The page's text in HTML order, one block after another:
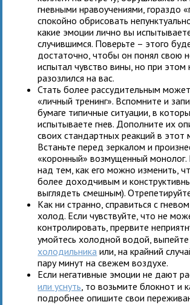
гневными нравоучениями, гораздо
спокойно обрисовать
какие эмоции лично вы
случившимся. Поверьте – этого
достаточно, чтобы он понял свою
испытал чувство вины, но при этом
разозлился на вас.
Стать более рассудительным
«личный тренинг». Вспомните и
бумаге типичные ситуации, в
испытываете гнев. Дополните их
своих стандартных реакций в этот
Встаньте перед зеркалом и
«коронный» возмущенный
над тем, как его можно изменить,
более доходчивым и
выглядеть смешным).
Как ни странно, справиться с
холод. Если чувствуйте, что не
контролировать, прервите
умойтесь холодной водой,
холодильника или, на крайний
пару минут на свежем воздухе.
Если негативные эмоции не дают
или уснуть , то возьмите блокнот и
подробнее опишите свои